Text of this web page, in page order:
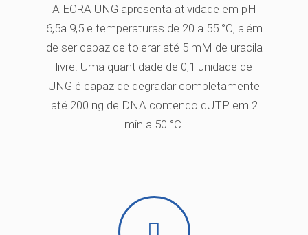
A ECRA UNG apresenta atividade em pH
6,5a 9,5 e temperaturas de 20 a 55 °C, além
de ser capaz de tolerar até 5 mM de uracila
livre. Uma quantidade de 0,1 unidade de
UNG é capaz de degradar completamente
até 200 ng de DNA contendo dUTP em 2
min a 50 °C.